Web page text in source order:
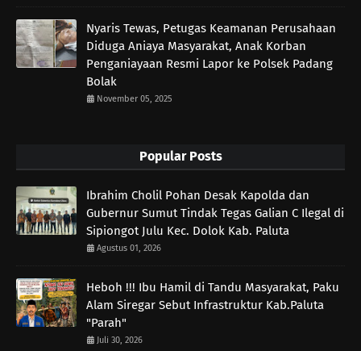
Nyaris Tewas, Petugas Keamanan Perusahaan
Diduga Aniaya Masyarakat, Anak Korban
Penganiayaan Resmi Lapor ke Polsek Padang
Bolak
November 05, 2025
Popular Posts
Ibrahim Cholil Pohan Desak Kapolda dan
Gubernur Sumut Tindak Tegas Galian C Ilegal di
Sipiongot Julu Kec. Dolok Kab. Paluta
Agustus 01, 2026
Heboh !!! Ibu Hamil di Tandu Masyarakat, Paku
Alam Siregar Sebut Infrastruktur Kab.Paluta
"Parah"
Juli 30, 2026